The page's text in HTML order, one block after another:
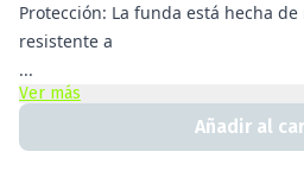
Protección: La funda está hecha
resistente a
...
Ver más
Añadir al